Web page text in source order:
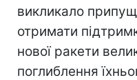
викликало
отримати
нової ракети
поглиблення